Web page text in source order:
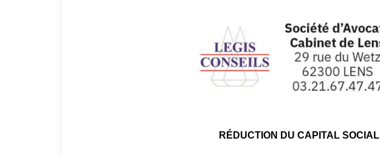
RÉDUCTION DU CAPITAL SOCIAL